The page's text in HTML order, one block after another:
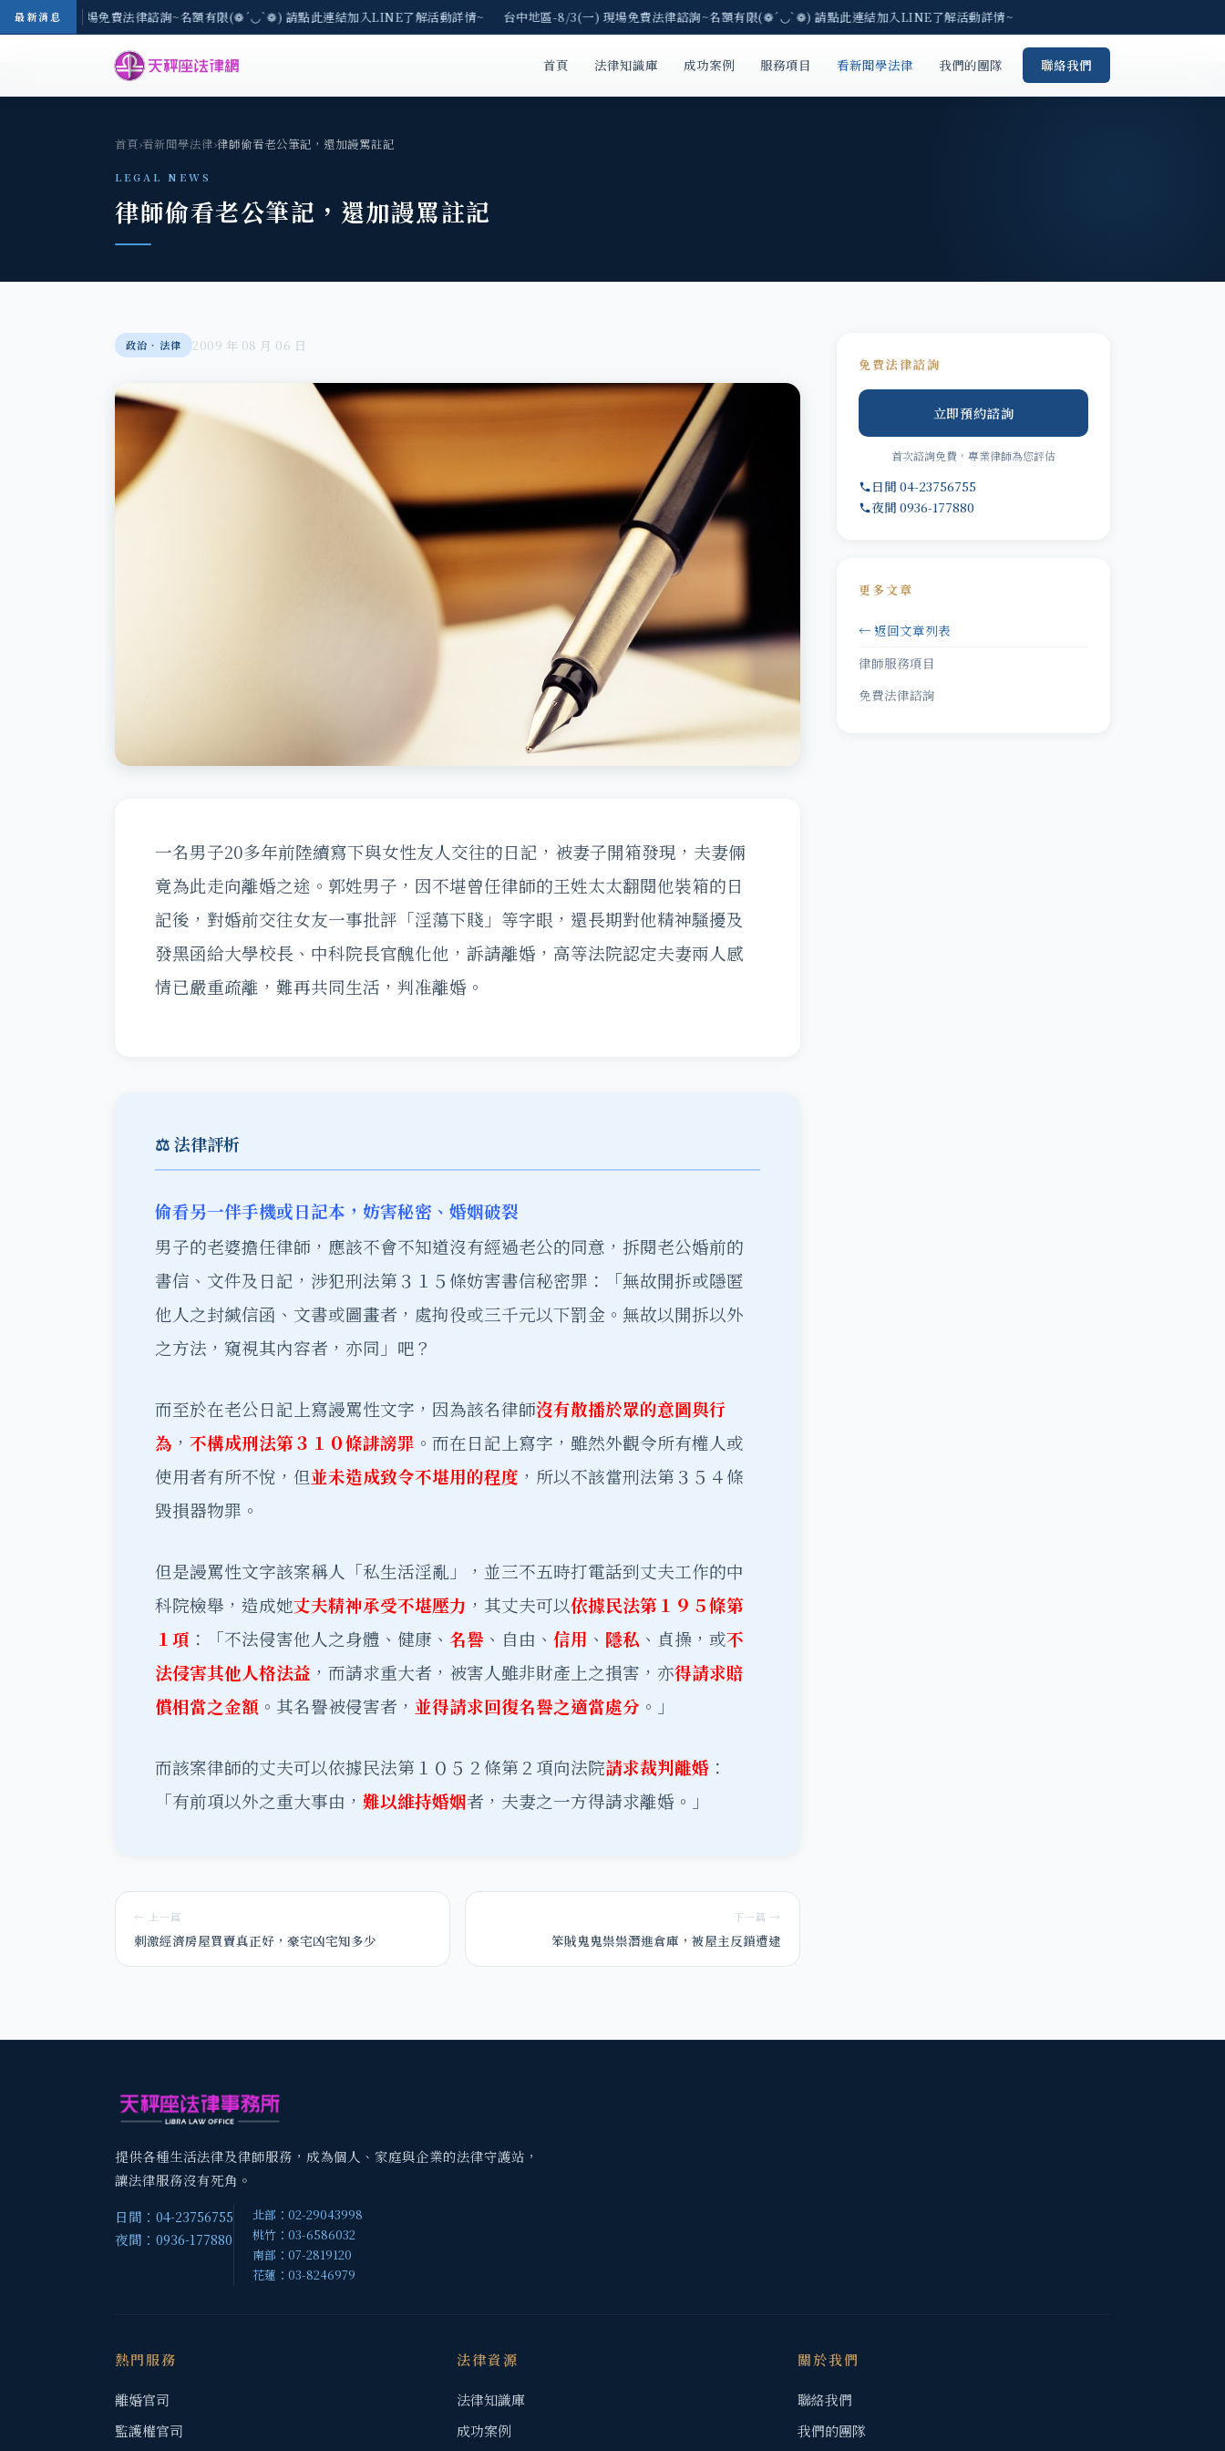
最新消息
-8/3(一) 現場免費法律諮詢~名額有限(❁´◡`❁) 請點此連結加入LINE了解活動詳情~ 台中地區-8/3(一) 現場免費法律諮詢~名額有限(❁´◡`❁) 請點此連結加入LINE了解活動詳情~
首頁 法律知識庫 成功案例 服務項目 看新聞學法律 我們的團隊 聯絡我們
首頁›看新聞學法律›律師偷看老公筆記，還加謾罵註記
LEGAL NEWS
律師偷看老公筆記，還加謾罵註記
政治‧法律 2009 年 08 月 06 日
一名男子20多年前陸續寫下與女性友人交往的日記，被妻子開箱發現，夫妻倆
竟為此走向離婚之途。郭姓男子，因不堪曾任律師的王姓太太翻閱他裝箱的日
記後，對婚前交往女友一事批評「淫蕩下賤」等字眼，還長期對他精神騷擾及
發黑函給大學校長、中科院長官醜化他，訴請離婚，高等法院認定夫妻兩人感
情已嚴重疏離，難再共同生活，判准離婚。
⚖️ 法律評析
偷看另一伴手機或日記本，妨害秘密、婚姻破裂
男子的老婆擔任律師，應該不會不知道沒有經過老公的同意，拆閱老公婚前的
書信、文件及日記，涉犯刑法第３１５條妨害書信秘密罪：「無故開拆或隱匿
他人之封緘信函、文書或圖畫者，處拘役或三千元以下罰金。無故以開拆以外
之方法，窺視其內容者，亦同」吧？
而至於在老公日記上寫謾罵性文字，因為該名律師沒有散播於眾的意圖與行
為 ， 不構成刑法第３１０條誹謗罪 。而在日記上寫字，雖然外觀令所有權人或
使用者有所不悅，但並未造成致令不堪用的程度 ，所以不該當刑法第３５４條
毀損器物罪。
但是謾罵性文字該案稱人「私生活淫亂」，並三不五時打電話到丈夫工作的中
科院檢舉，造成她丈夫精神承受不堪壓力 ，其丈夫可以依據民法第１９５條第
１項 ：「不法侵害他人之身體、健康、 名譽 、自由、 信用 、 隱私 、貞操，或不
法侵害其他人格法益 ，而請求重大者，被害人雖非財產上之損害，亦得請求賠
償相當之金額 。其名譽被侵害者， 並得請求回復名譽之適當處分 。」
而該案律師的丈夫可以依據民法第１０５２條第２項向法院請求裁判離婚 ：
「有前項以外之重大事由， 難以維持婚姻者，夫妻之一方得請求離婚。」
← 上一篇
刺激經濟房屋買賣真正好，豪宅凶宅知多少
下一篇 →
笨賊鬼鬼祟祟潛進倉庫，被屋主反鎖遭逮
免費法律諮詢
立即預約諮詢
首次諮詢免費，專業律師為您評估
日間 04-23756755
夜間 0936-177880
更多文章
← 返回文章列表
律師服務項目
免費法律諮詢
提供各種生活法律及律師服務，成為個人、家庭與企業的法律守護站，
讓法律服務沒有死角。
日間：04-23756755
夜間：0936-177880
北部：02-29043998
桃竹：03-6586032
南部：07-2819120
花蓮：03-8246979
熱門服務
離婚官司
監護權官司
法律資源
法律知識庫
成功案例
關於我們
聯絡我們
我們的團隊